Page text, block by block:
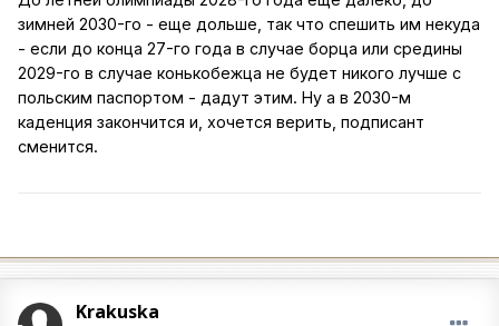
зимней 2030-го - еще дольше, так что спешить им некуда
- если до конца 27-го года в случае борца или средины
2029-го в случае конькобежца не будет никого лучше с
польским паспортом - дадут этим. Ну а в 2030-м
каденция закончится и, хочется верить, подписант
сменится.
Krakuska